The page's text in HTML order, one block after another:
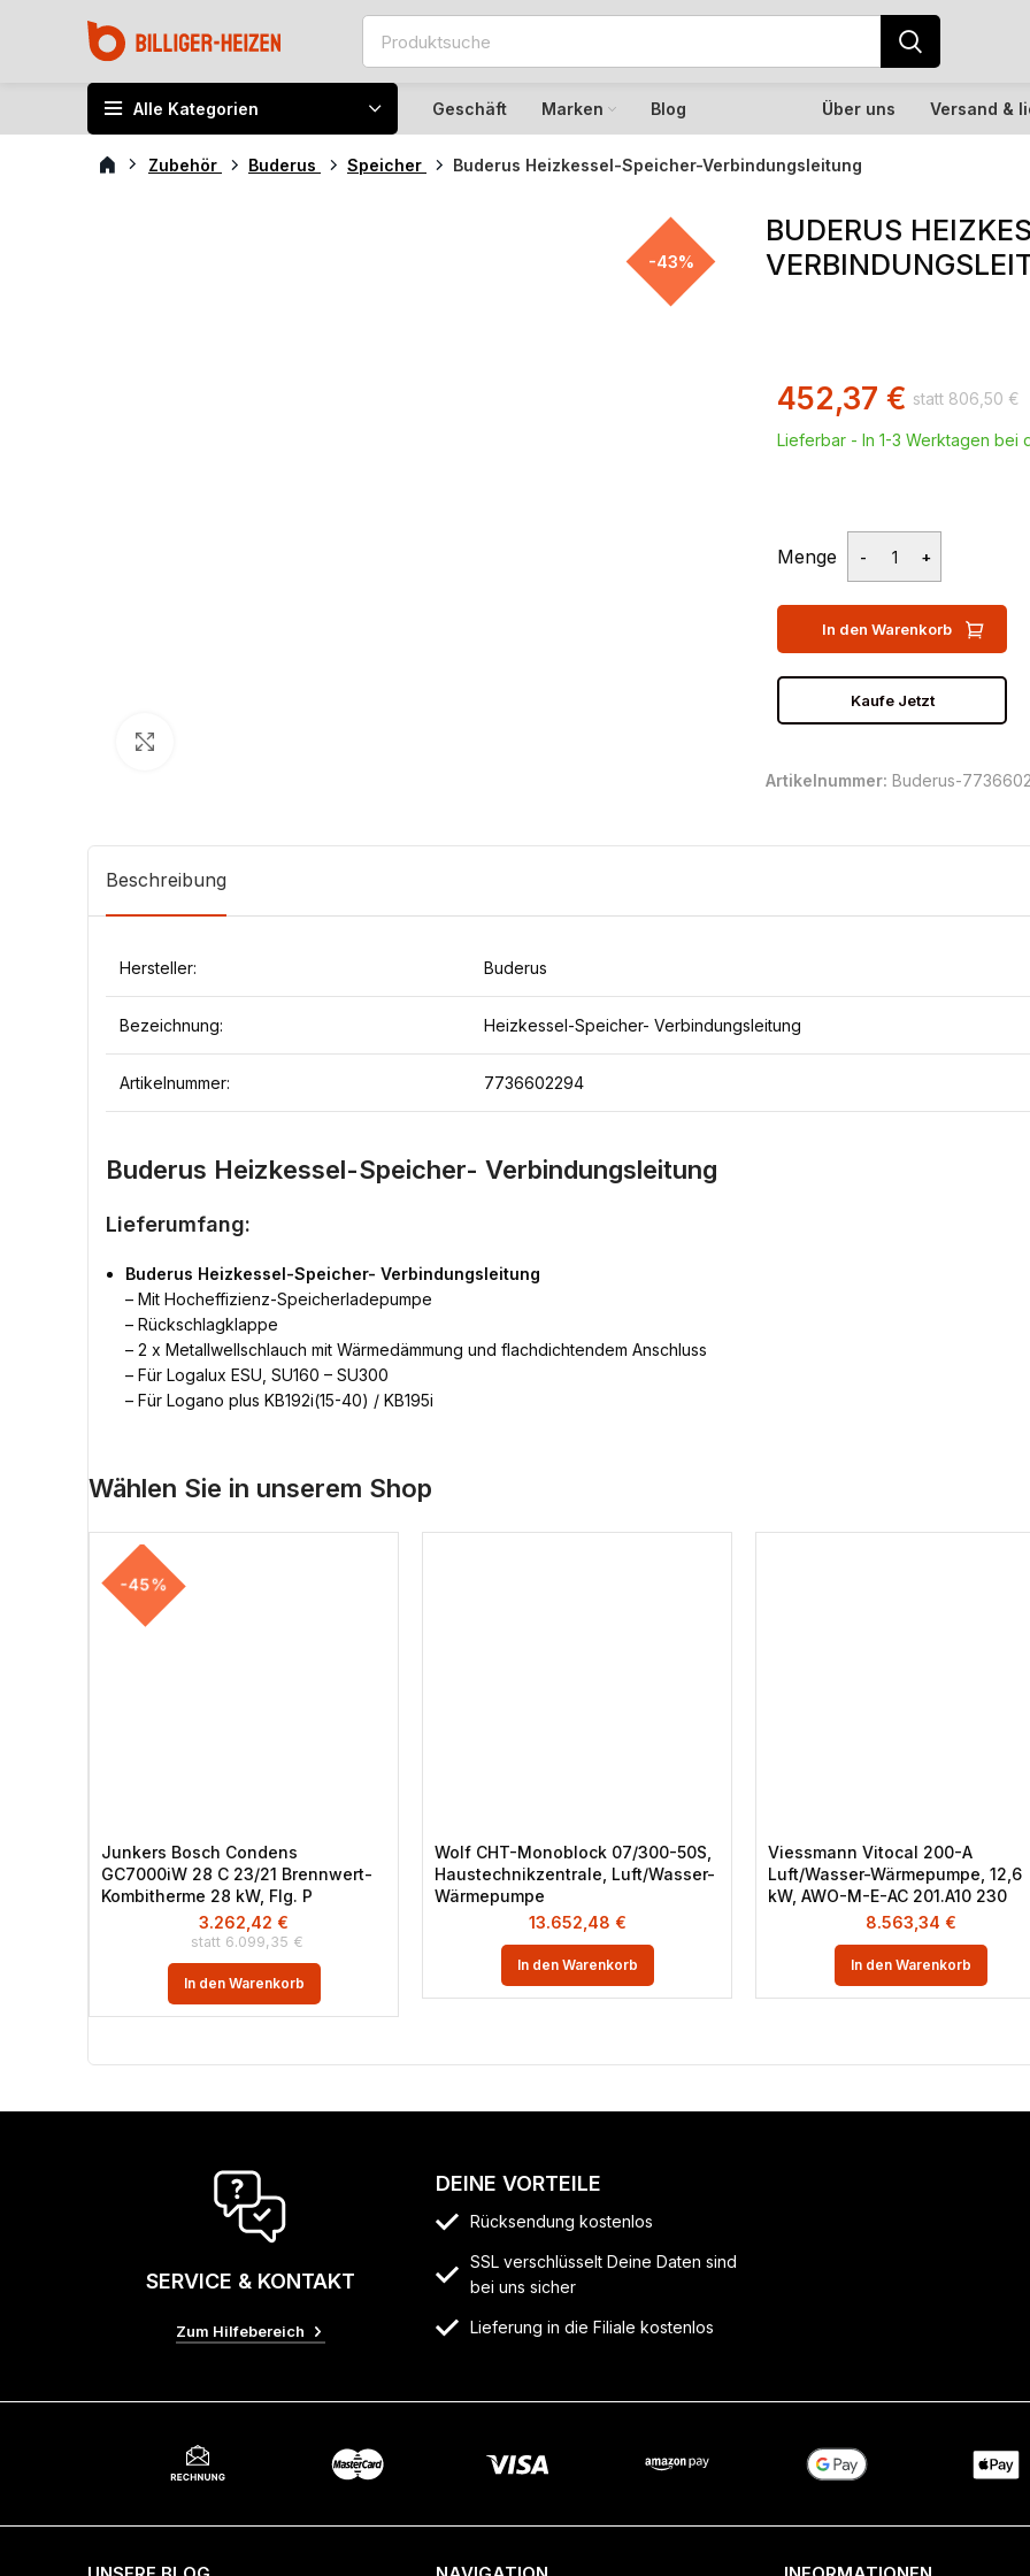
Alle Kategorien Geschäft Marken Blog Über uns Versand &
Zubehör Buderus Speicher Buderus Heizkessel-Speicher-Verbindungsleitung
-43%
BUDERUS
806,50 €
452,37 €
Lieferbar - In 1-3 Werktagen bei
Menge
In den Warenkorb
Kaufe Jetzt
Artikelnummer: Buderus-
Beschreibung
Hersteller: Buderus
Bezeichnung: Heizkessel-Speicher- Verbindungsleitung
Artikelnummer: 7736602294
Buderus Heizkessel-Speicher- Verbindungsleitung
Lieferumfang:
Buderus Heizkessel-Speicher- Verbindungsleitung
– Mit Hocheffizienz-Speicherladepumpe
– Rückschlagklappe
– 2 x Metallwellschlauch mit Wärmedämmung und flachdichtendem Anschluss
– Für Logalux ESU, SU160 – SU300
– Für Logano plus KB192i(15-40) / KB195i
Wählen Sie in unserem Shop
-45%
Junkers Bosch Condens
GC7000iW 28 C 23/21 Brennwert-
Kombitherme 28 kW, Flg. P
6.099,35 €
3.262,42 €
In den Warenkorb
Wolf CHT-Monoblock 07/300-50S,
Haustechnikzentrale, Luft/Wasser-
Wärmepumpe
13.652,48 €
In den Warenkorb
Viessmann Vitocal 200-A
Luft/Wasser-Wärmepumpe, 12,6
kW, AWO-M-E-AC 201.A10 230
8.563,34 €
In den Warenkorb
SERVICE & KONTAKT
Zum Hilfebereich
DEINE VORTEILE
Rücksendung kostenlos
SSL verschlüsselt Deine Daten sind
bei uns sicher
Lieferung in die Filiale kostenlos